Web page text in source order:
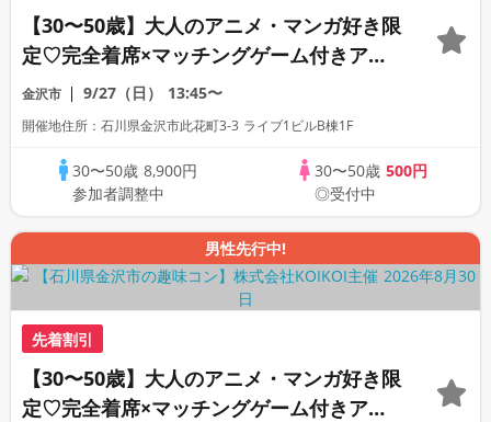
【30〜50歳】大人のアニメ・マンガ好き限
定♡完全着席×マッチングゲーム付きアニ
メコン
金沢市 9/27（日） 13:45〜
開催地住所：石川県金沢市此花町3-3 ライブ1ビルB棟1F
30〜50歳 8,900円
参加者調整中
30〜50歳 500円
◎受付中
男性先行中!
先着割引
【30〜50歳】大人のアニメ・マンガ好き限
定♡完全着席×マッチングゲーム付きアニ